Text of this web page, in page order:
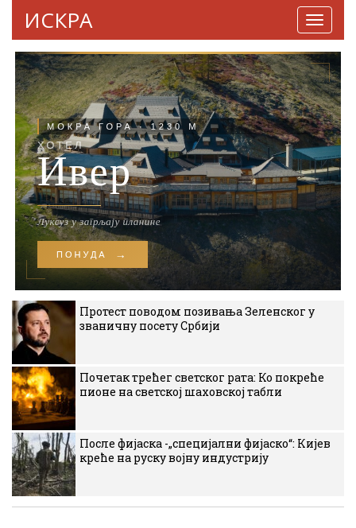
ИСКРА
Протест поводом позивања Зеленског у
званичну посету Србији
Почетак трећег светског рата: Ко покреће
пионе на светској шаховској табли
После фијаска -„специјални фијаско“: Кијев
креће на руску војну индустрију